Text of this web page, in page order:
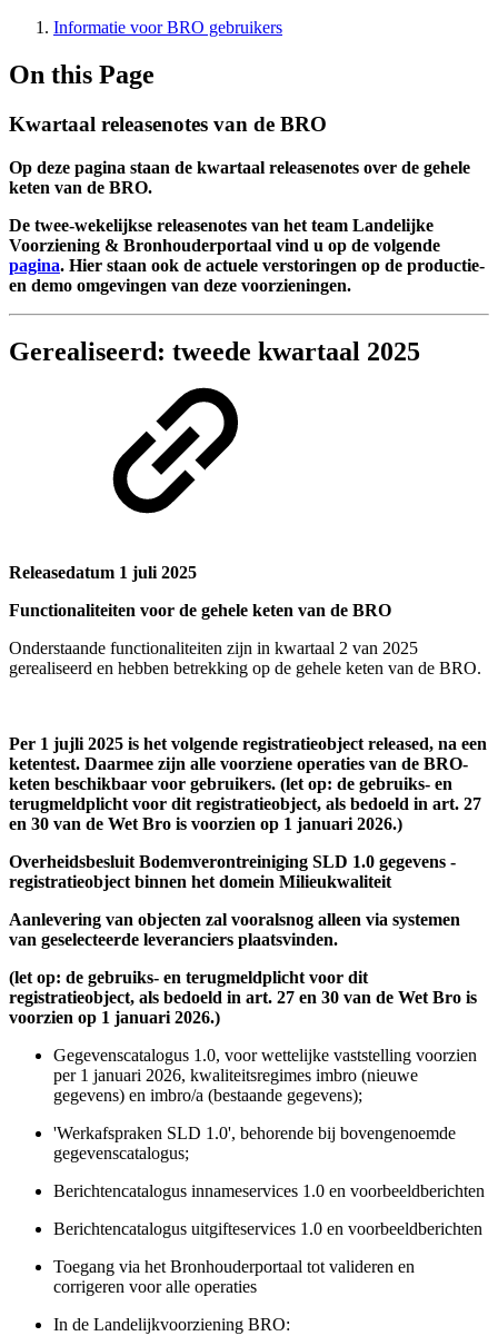
Informatie voor BRO gebruikers
On this Page
Kwartaal releasenotes van de BRO
Op deze pagina staan de kwartaal releasenotes over de gehele
keten van de BRO.
De twee-wekelijkse releasenotes van het team Landelijke
Voorziening & Bronhouderportaal vind u op de volgende
pagina. Hier staan ook de actuele verstoringen op de productie-
en demo omgevingen van deze voorzieningen.
Gerealiseerd: tweede kwartaal 2025
Releasedatum 1 juli 2025
Functionaliteiten voor de gehele keten van de BRO
Onderstaande functionaliteiten zijn in kwartaal 2 van 2025
gerealiseerd en hebben betrekking op de gehele keten van de BRO.
Per 1 jujli 2025 is het volgende registratieobject released, na een
ketentest. Daarmee zijn alle voorziene operaties van de BRO-
keten beschikbaar voor gebruikers. (let op: de gebruiks- en
terugmeldplicht voor dit registratieobject, als bedoeld in art. 27
en 30 van de Wet Bro is voorzien op 1 januari 2026.)
Overheidsbesluit Bodemverontreiniging SLD 1.0 gegevens -
registratieobject binnen het domein Milieukwaliteit
Aanlevering van objecten zal vooralsnog alleen via systemen
van geselecteerde leveranciers plaatsvinden.
(let op: de gebruiks- en terugmeldplicht voor dit
registratieobject, als bedoeld in art. 27 en 30 van de Wet Bro is
voorzien op 1 januari 2026.)
Gegevenscatalogus 1.0, voor wettelijke vaststelling voorzien
per 1 januari 2026, kwaliteitsregimes imbro (nieuwe
gegevens) en imbro/a (bestaande gegevens);
'Werkafspraken SLD 1.0', behorende bij bovengenoemde
gegevenscatalogus;
Berichtencatalogus innameservices 1.0 en voorbeeldberichten
Berichtencatalogus uitgifteservices 1.0 en voorbeeldberichten
Toegang via het Bronhouderportaal tot valideren en
corrigeren voor alle operaties
In de Landelijkvoorziening BRO: